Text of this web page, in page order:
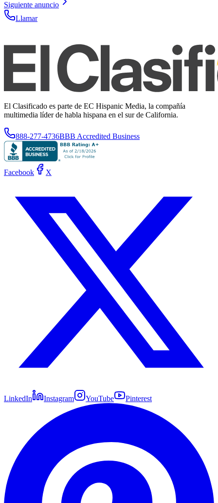
Siguiente anuncio
Llamar
El Clasificado es parte de EC Hispanic Media, la compañía
multimedia líder de habla hispana en el sur de California.
888-277-4736BBB Accredited Business
Facebook X
LinkedIn Instagram YouTube Pinterest